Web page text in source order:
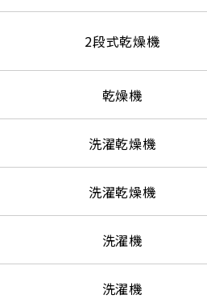
2段式乾燥機
乾燥機
洗濯乾燥機
洗濯乾燥機
洗濯機
洗濯機